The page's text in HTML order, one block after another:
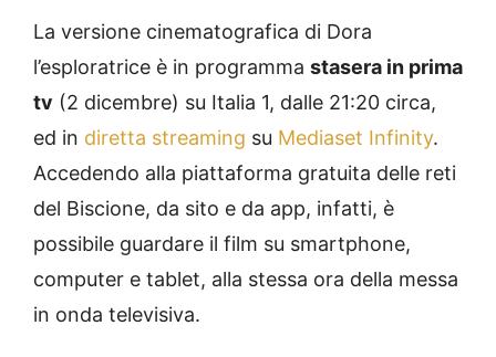
La versione cinematografica di Dora
l’esploratrice è in programma stasera in prima
tv (2 dicembre) su Italia 1, dalle 21:20 circa,
ed in diretta streaming su Mediaset Infinity.
Accedendo alla piattaforma gratuita delle reti
del Biscione, da sito e da app, infatti, è
possibile guardare il film su smartphone,
computer e tablet, alla stessa ora della messa
in onda televisiva.